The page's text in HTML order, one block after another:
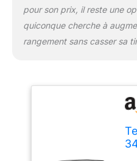
pour son prix, il reste une
quiconque cherche à
rangement sans casser sa